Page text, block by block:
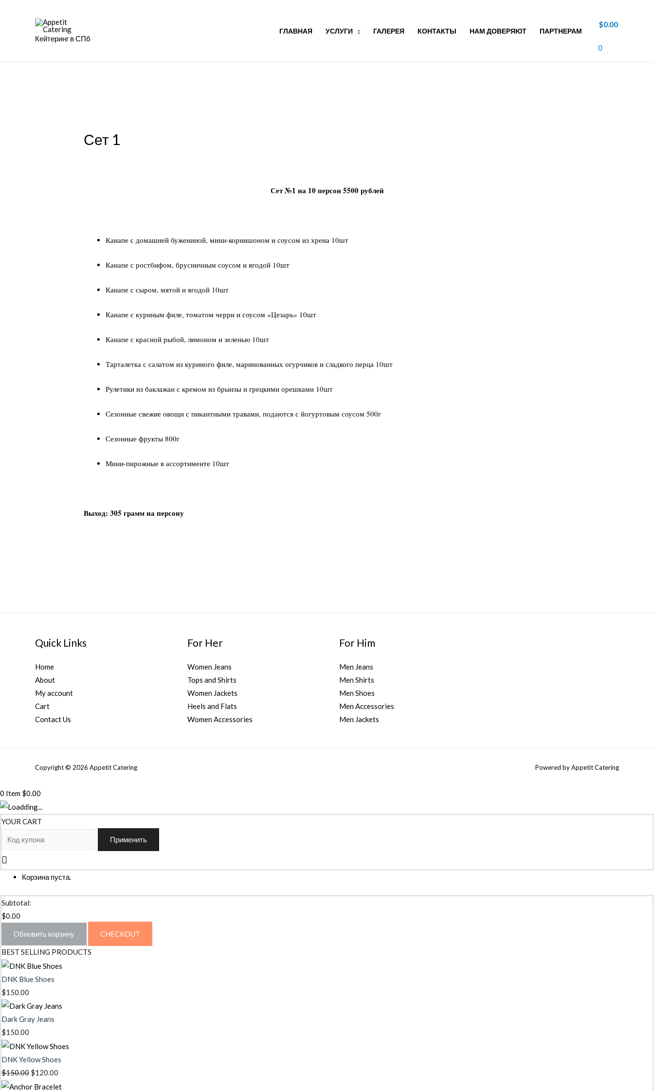
Кейтеринг в СПб
ГЛАВНАЯ УСЛУГИ ГАЛЕРЕЯ КОНТАКТЫ НАМ ДОВЕРЯЮТ ПАРТНЕРАМ
$0.00
0
Сет 1
Сет №1 на 10 персон 5500 рублей
Канапе с домашней бужениной, мини-корнишоном и соусом из хрена 10шт
Канапе с ростбифом, брусничным соусом и ягодой 10шт
Канапе с сыром, мятой и ягодой 10шт
Канапе с куриным филе, томатом черри и соусом «Цезарь» 10шт
Канапе с красной рыбой, лимоном и зеленью 10шт
Тарталетка с салатом из куриного филе, маринованных огурчиков и сладкого перца 10шт
Рулетики из баклажан с кремом из брынзы и грецкими орешками 10шт
Сезонные свежие овощи с пикантными травами, подаются с йогуртовым соусом 500г
Сезонные фрукты 800г
Мини-пирожные в ассортименте 10шт
Выход: 305 грамм на персону
Quick Links
Home
About
My account
Cart
Contact Us
For Her
Women Jeans
Tops and Shirts
Women Jackets
Heels and Flats
Women Accessories
For Him
Men Jeans
Men Shirts
Men Shoes
Men Accessories
Men Jackets
Copyright © 2026 Appetit Catering Powered by Appetit Catering
0 Item $0.00
YOUR CART
Применить
Корзина пуста.
Subtotal:
$0.00
Обновить корзину CHECKOUT
BEST SELLING PRODUCTS
DNK Blue Shoes
$150.00
Dark Gray Jeans
$150.00
DNK Yellow Shoes
$150.00 Первоначальная
цена
$120.00
цена: